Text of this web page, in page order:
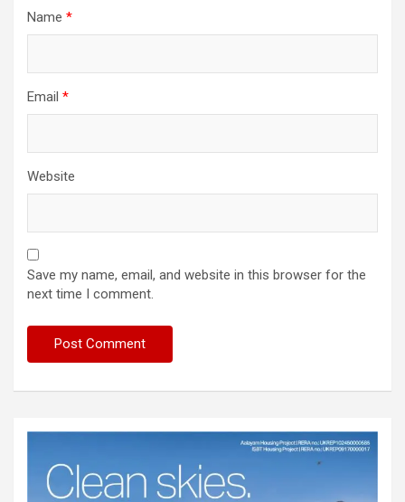
Name *
Email *
Website
Save my name, email, and website in this browser for the
next time I comment.